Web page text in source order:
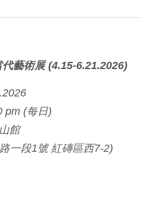
藝術展 (4.15-6.21.2026)
pm (每日)
館
一段1號 紅磚區西7-2)